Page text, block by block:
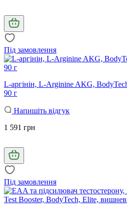
Під замовлення
L-аргінін, L-Arginine AKG,
90 г
Напишіть відгук
1 591 грн
Під замовлення